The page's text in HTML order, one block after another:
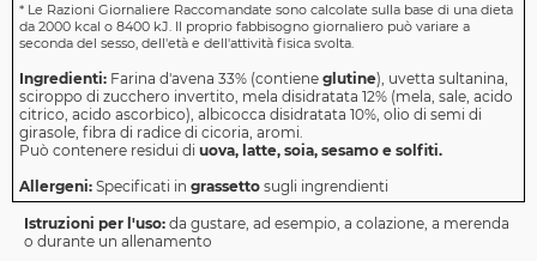
* Le Razioni Giornaliere Raccomandate sono calcolate sulla base di una dieta
da 2000 kcal o 8400 kJ. Il proprio fabbisogno giornaliero può variare a
seconda del sesso, dell'età e dell'attività fisica svolta.
Ingredienti: Farina d'avena 33% (contiene glutine), uvetta sultanina,
sciroppo di zucchero invertito, mela disidratata 12% (mela, sale, acido
citrico, acido ascorbico), albicocca disidratata 10%, olio di semi di
girasole, fibra di radice di cicoria, aromi.
Può contenere residui di uova, latte, soia, sesamo e solfiti.
Allergeni: Specificati in grassetto sugli ingrendienti
Istruzioni per l'uso: da gustare, ad esempio, a colazione, a merenda
o durante un allenamento